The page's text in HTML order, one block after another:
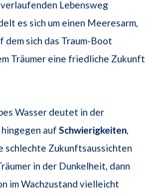
Lebensweg
es sich um einen Meeresarm,
dem sich das Traum-Boot
Träumer eine friedliche Zukunft
Wasser deutet in der
auf Schwierigkeiten
schlechte Zukunftsaussichten
in der Dunkelheit, dann
im Wachzustand vielleicht